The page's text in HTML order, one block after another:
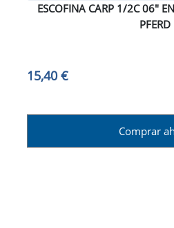
ESCOFINA CARP 1/2C 06"
PFERD
15,40 €
Comprar